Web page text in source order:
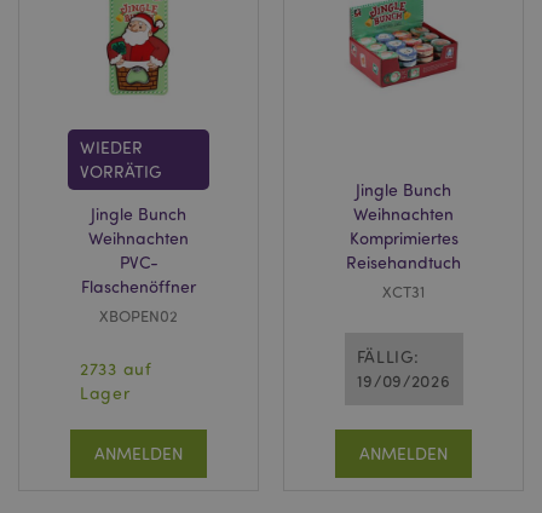
WIEDER
VORRÄTIG
Jingle Bunch
Weihnachten
PVC-
Flaschenöffner
XBOPEN02
2733 auf
Lager
ANMELDEN
Jingle Bunch
Weihnachten
Komprimiertes
Reisehandtuch
XCT31
FÄLLIG:
19/09/2026
ANMELDEN